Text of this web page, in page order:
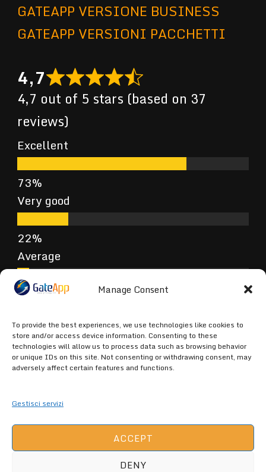
Manage Consent
To provide the best experiences, we use technologies like cookies to
store and/or access device information. Consenting to these
technologies will allow us to process data such as browsing behavior
or unique IDs on this site. Not consenting or withdrawing consent, may
adversely affect certain features and functions.
Gestisci servizi
ACCEPT
DENY
GATEAPP VERSIONE BUSINESS
GATEAPP VERSIONI PACCHETTI
4,7
4,7 out of 5 stars (based on 37
reviews)
Excellent
Very good
Average
Terrible
GATEAPP.NET (C) 2026 ALL RIGHTS